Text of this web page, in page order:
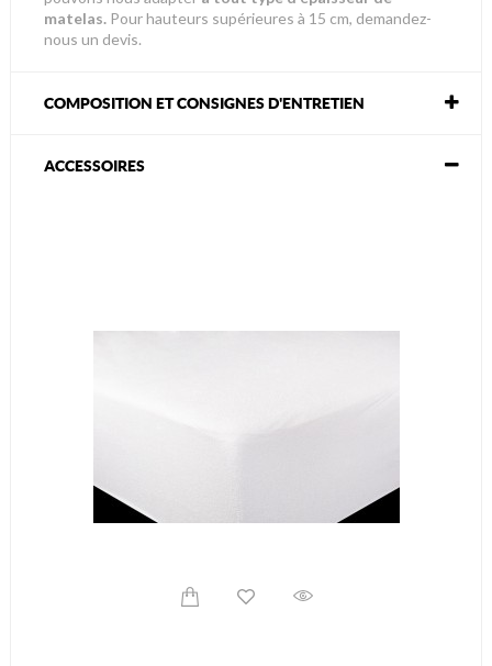
matelas. Pour hauteurs supérieures à 15 cm, demandez-
nous un devis.
COMPOSITION ET CONSIGNES D'ENTRETIEN
ACCESSOIRES